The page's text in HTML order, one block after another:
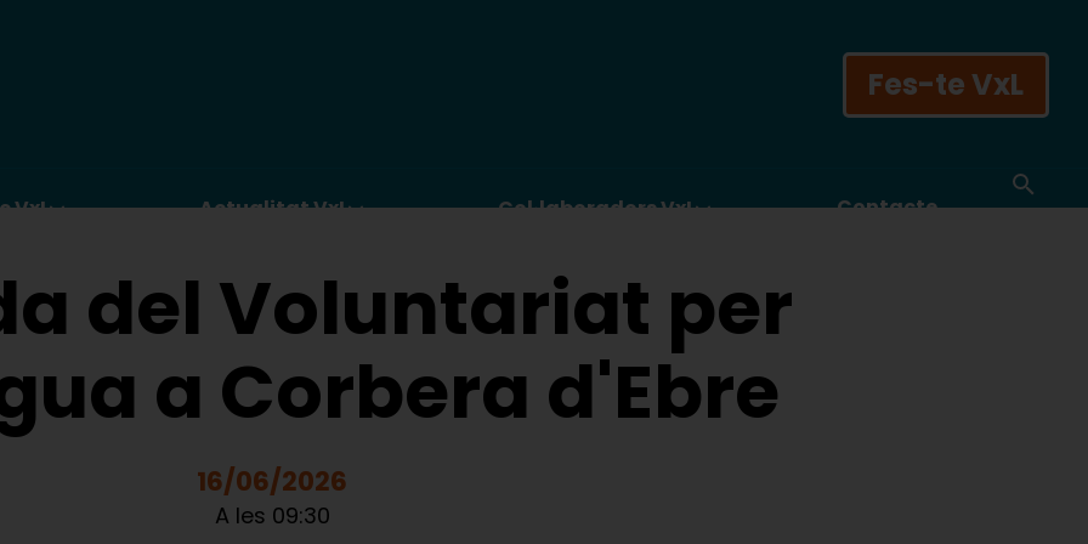
Fes-te VxL
VxL Actualitat VxL Col·laboradors VxL Contacte
del Voluntariat per
a Corbera d'Ebre
16/06/2026
A les 09:30